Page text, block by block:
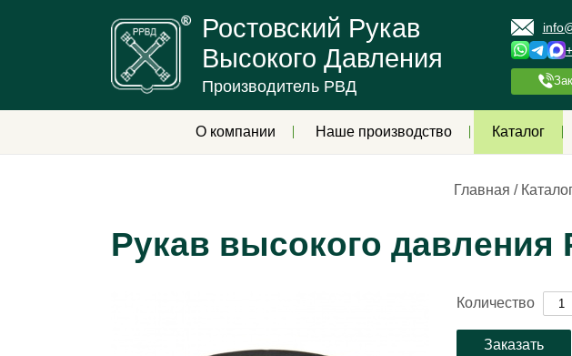
Ростовский Рукав
Высокого Давления
Производитель РВД
О компании Наше производство Каталог
Главная /
Рукав высокого давления
Количество